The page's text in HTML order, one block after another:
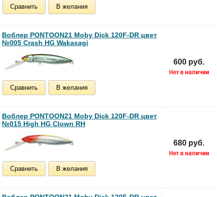
Сравнить В желания
Воблер PONTOON21 Moby Dick 120F-DR цвет
№005 Crash HG Wakasagi
Сравнить В желания
600 руб.
Воблер PONTOON21 Moby Dick 120F-DR цвет
№015 High HG Clown RH
Сравнить В желания
680 руб.